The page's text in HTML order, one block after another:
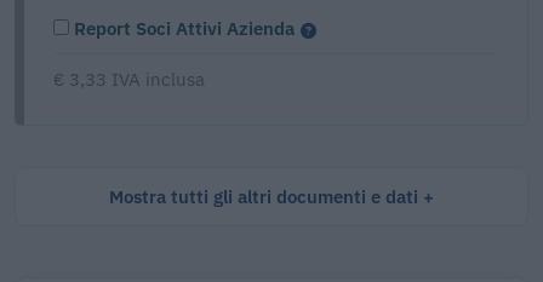
Report Soci Attivi Azienda
€ 3,33 IVA inclusa
Mostra tutti gli altri documenti e dati